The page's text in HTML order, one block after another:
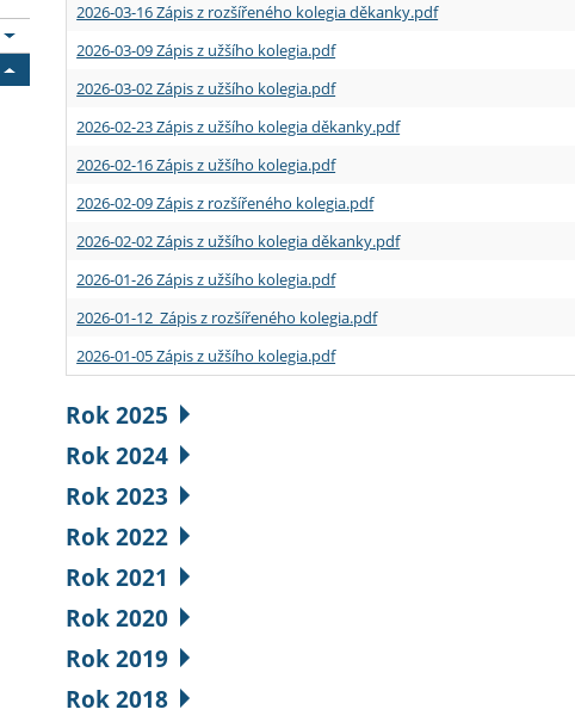
2026-03-16 Zápis z rozšířeného kolegia děkanky.pdf
2026-03-09 Zápis z užšího kolegia.pdf
2026-03-02 Zápis z užšího kolegia.pdf
2026-02-23 Zápis z užšího kolegia děkanky.pdf
2026-02-16 Zápis z užšího kolegia.pdf
2026-02-09 Zápis z rozšířeného kolegia.pdf
2026-02-02 Zápis z užšího kolegia děkanky.pdf
2026-01-26 Zápis z užšího kolegia.pdf
2026-01-12 Zápis z rozšířeného kolegia.pdf
2026-01-05 Zápis z užšího kolegia.pdf
Rok 2025
Rok 2024
Rok 2023
Rok 2022
Rok 2021
Rok 2020
Rok 2019
Rok 2018